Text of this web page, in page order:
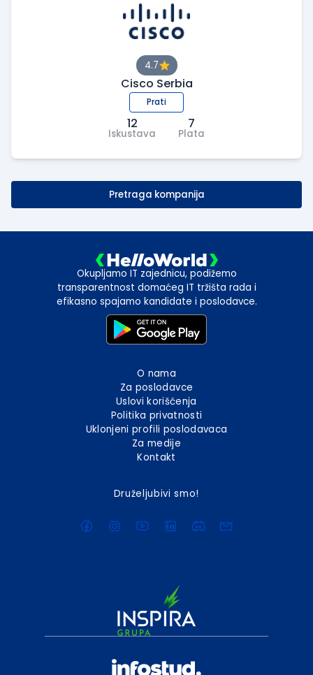
4.7
Cisco Serbia
Prati
12
Iskustava
7
Plata
Pretraga kompanija
Okupljamo IT zajednicu, podižemo
transparentnost domaćeg IT tržišta rada i
efikasno spajamo kandidate i poslodavce.
O nama
Za poslodavce
Uslovi korišćenja
Politika privatnosti
Uklonjeni profili poslodavaca
Za medije
Kontakt
Druželjubivi smo!